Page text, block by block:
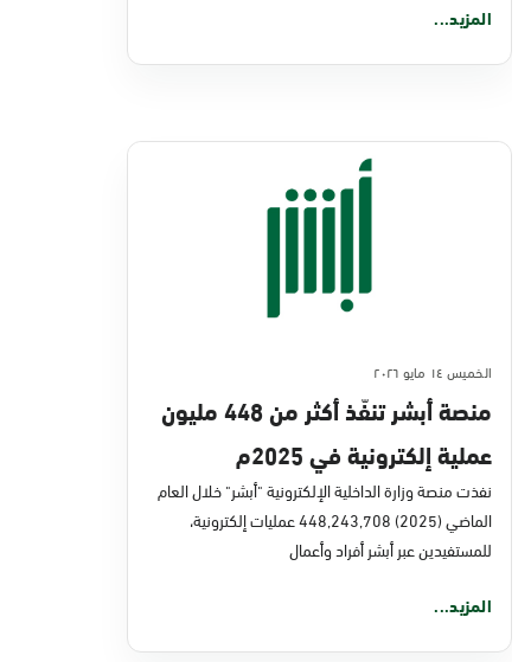
المزيد...
الخميس ١٤ مايو ٢٠٢٦
منصة أبشر تنفّذ أكثر من 448 مليون
عملية إلكترونية في 2025م
نفذت منصة وزارة الداخلية الإلكترونية "أبشر" خلال العام
الماضي (2025) 448,243,708 عمليات إلكترونية،
للمستفيدين عبر أبشر أفراد وأعمال
المزيد...